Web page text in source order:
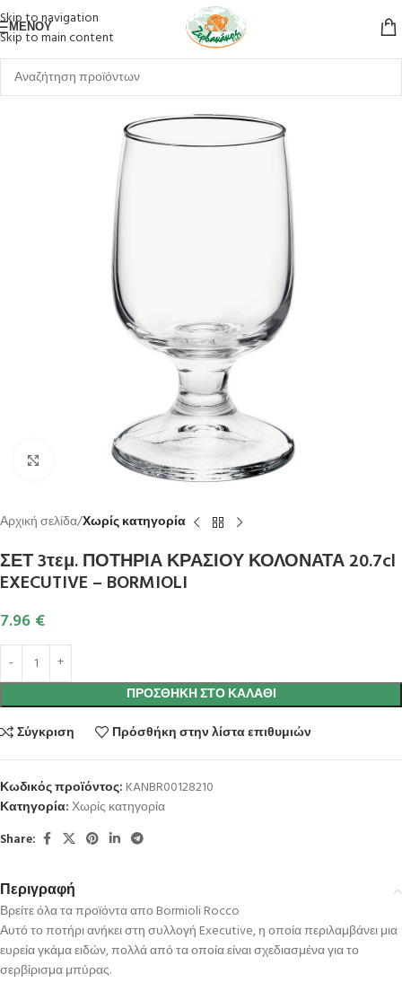
Skip to navigation
Skip to main content
ΜΕΝΟΎ
Κλικ για μεγέθυνση
Αρχική σελίδα Χωρίς κατηγορία
ΣΕΤ 3τεμ. ΠΟΤΗΡΙΑ ΚΡΑΣΙΟΥ ΚΟΛΟΝΑΤΑ 20.7cl
EXECUTIVE – BORMIOLI
7.96 €
ΠΡΟΣΘΉΚΗ ΣΤΟ ΚΑΛΆΘΙ
Σύγκριση
Πρόσθήκη στην λίστα επιθυμιών
Κωδικός προϊόντος: KANBR00128210
Κατηγορία:Χωρίς κατηγορία
Share:
Περιγραφή
Βρείτε όλα τα προϊόντα απο Bormioli Rocco
Αυτό το ποτήρι ανήκει στη συλλογή Executive, η οποία περιλαμβάνει μια
ευρεία γκάμα ειδών, πολλά από τα οποία είναι σχεδιασμένα για το
σερβίρισμα μπύρας.